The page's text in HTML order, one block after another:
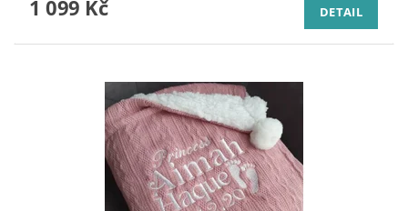
1 099 Kč DETAIL